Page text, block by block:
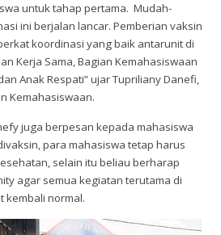
untuk tahap pertama. Mudah-
ini berjalan lancar. Pemberian vaksin
koordinasi yang baik antarunit di
Kerja Sama,Bagian Kemahasiswaan
Anak Respati”ujarTupriliany Danefi,
Kemahasiswaan.
juga berpesan kepada mahasiswa
para mahasiswa tetap harus
, selain itu beliau berharap
agar semua kegiatan terutama di
kembali normal.